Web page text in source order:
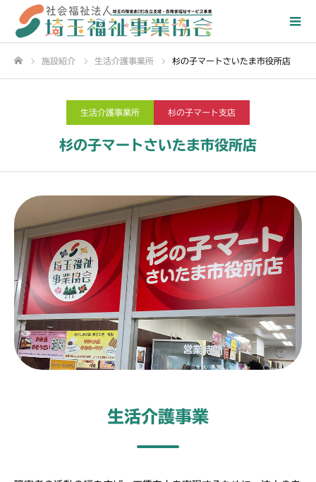
施設紹介 生活介護事業所 杉の子マートさいたま市役所店
生活介護事業所 杉の子マート支店
杉の子マートさいたま市役所店
生活介護事業